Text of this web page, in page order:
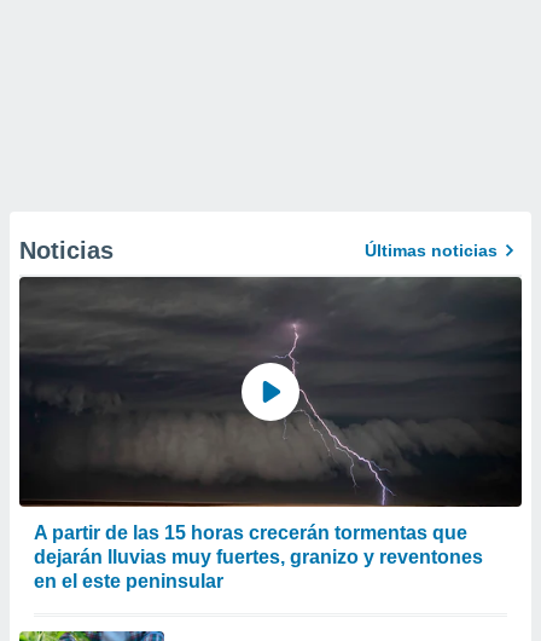
Noticias Últimas noticias
A partir de las 15 horas crecerán tormentas que
dejarán lluvias muy fuertes, granizo y reventones
en el este peninsular